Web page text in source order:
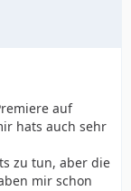
auf
hats auch sehr
zu tun, aber die
mir schon